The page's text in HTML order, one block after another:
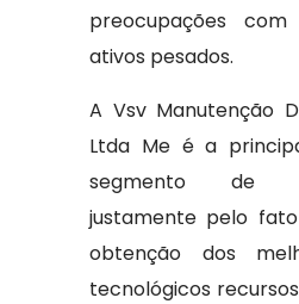
preocupações
ativos pesados.
A Vsv Manutenção
Ltda Me é a
segmento de
justamente pelo
obtenção dos
tecnológicos